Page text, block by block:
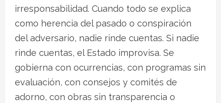
irresponsabilidad. Cuando todo se explica
como herencia del pasado o conspiración
del adversario, nadie rinde cuentas. Si nadie
rinde cuentas, el Estado improvisa. Se
gobierna con ocurrencias, con programas sin
evaluación, con consejos y comités de
adorno, con obras sin transparencia o